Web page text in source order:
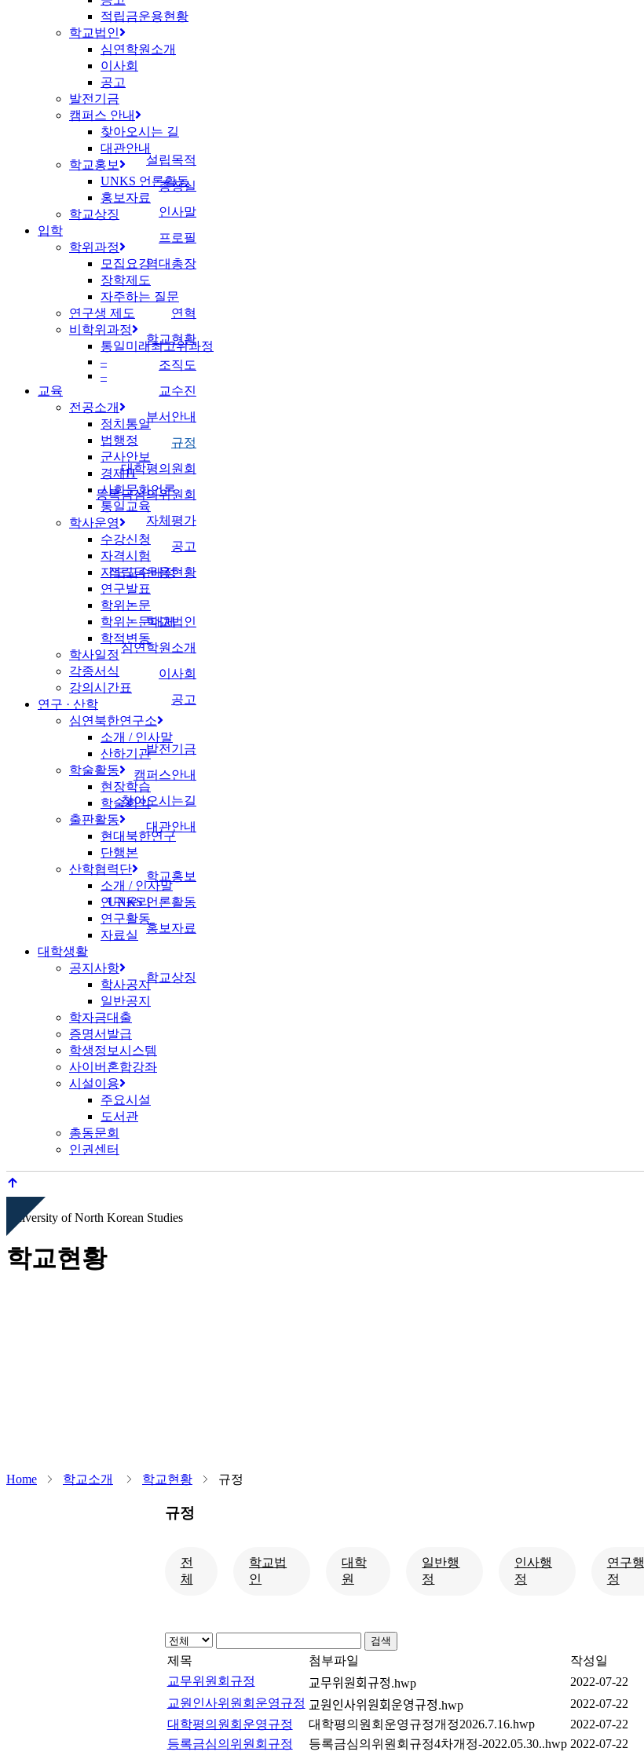
적립금운용현황
학교법인
심연학원소개
이사회
공고
발전기금
캠퍼스 안내
찾아오시는 길
대관안내
학교홍보
UNKS 언론활동
홍보자료
학교상징
입학
학위과정
모집요강
장학제도
자주하는 질문
연구생 제도
비학위과정
통일미래최고위과정
–
–
교육
전공소개
정치통일
법행정
군사안보
경제IT
사회문화언론
통일교육
학사운영
수강신청
자격시험
지도교수배정
연구발표
학위논문
학위논문대체
학적변동
학사일정
각종서식
강의시간표
연구 · 산학
심연북한연구소
소개 / 인사말
산하기관
학술활동
현장학습
학술회의
출판활동
현대북한연구
단행본
산학협력단
소개 / 인사말
연구윤리
연구활동
자료실
대학생활
공지사항
학사공지
일반공지
학자금대출
증명서발급
학생정보시스템
사이버혼합강좌
시설이용
주요시설
도서관
총동문회
인권센터
University of North Korean Studies
학교현황
Home 학교소개 학교현황 규정
설립목적
총장실
인사말
프로필
역대총장
연혁
학교현황
조직도
교수진
부서안내
규정
대학평의원회
등록금심의위원회
자체평가
공고
적립금운용현황
학교법인
심연학원소개
이사회
공고
발전기금
캠퍼스안내
찾아오시는길
대관안내
학교홍보
UNKS 언론활동
홍보자료
학교상징
규정
전
체
학교법
인
대학
원
일반행
정
인사행
정
연구행
정
검색
제목 첨부파일
작성일
교무위원회규정
교무위원회규정.hwp
2022-07-22
교원인사위원회운영규정 교원인사위원회운영규정.hwp
2022-07-22
대학평의원회운영규정
대학평의원회운영규정개정2026.7.16.hwp
2022-07-22
등록금심의위원회규정
등록금심의위원회규정4차개정-2022.05.30..hwp 2022-07-22